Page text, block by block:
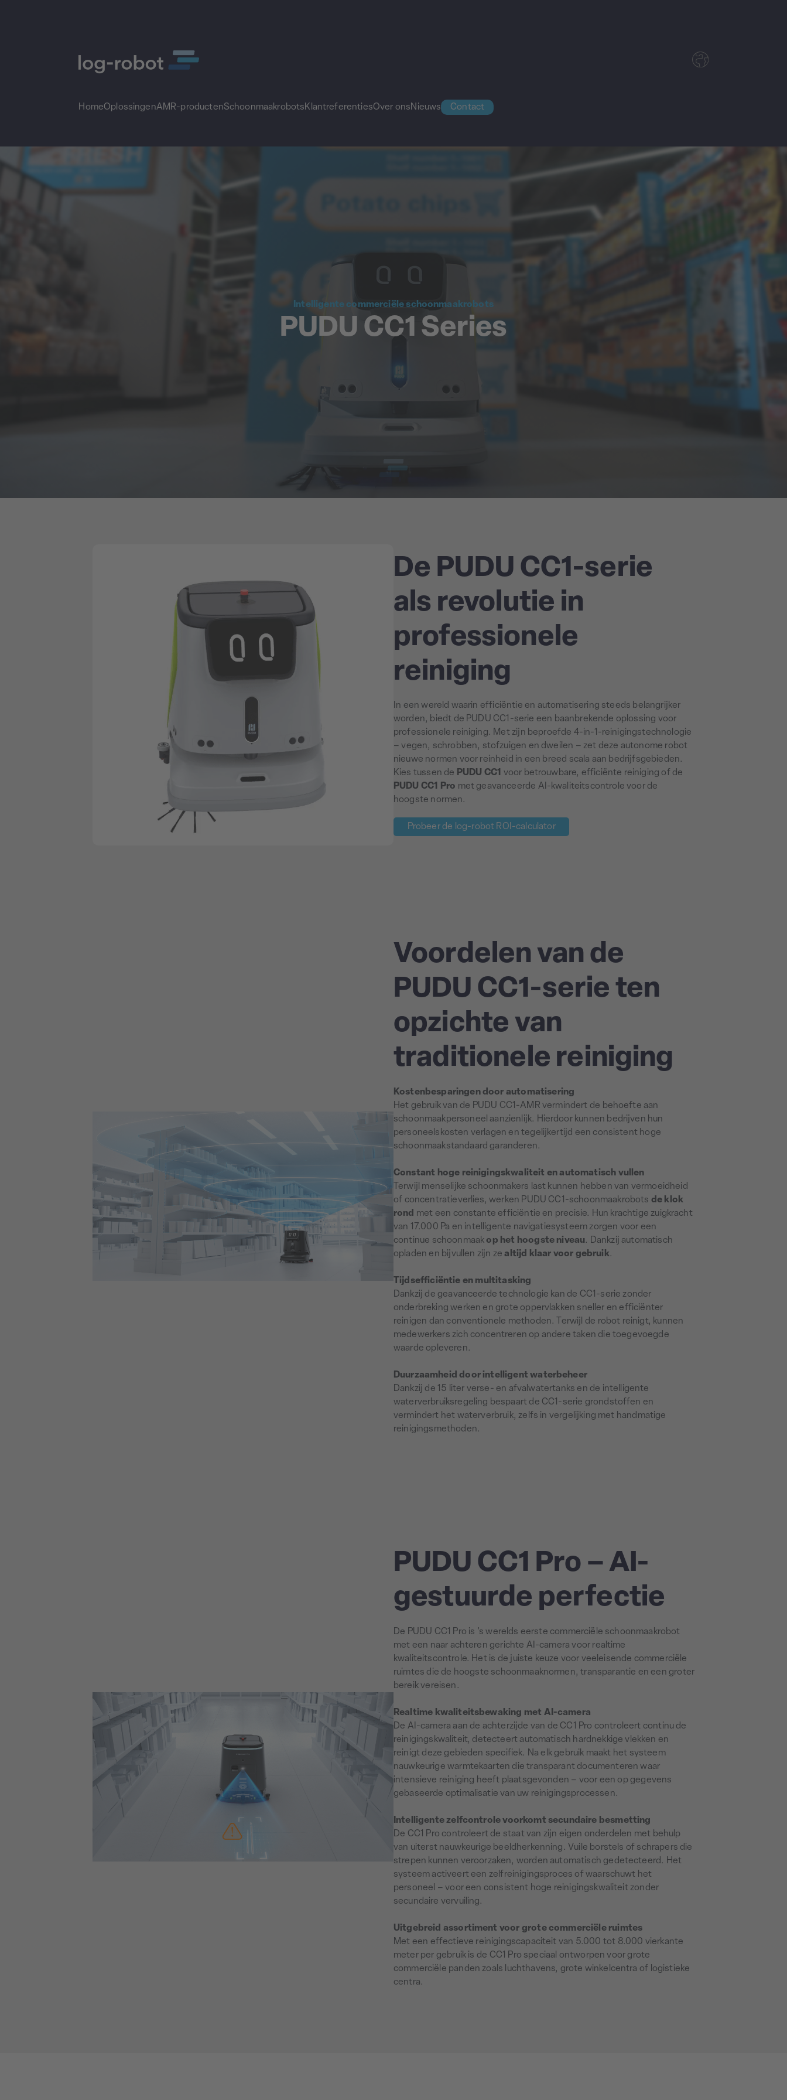
HomeOplossingenAMR-productenSchoonmaakrobotsKlantreferentiesOver ons Nieuws Contact
Intelligente commerciële schoonmaakrobots
PUDU CC1 Series
De PUDU CC1-serie
als revolutie in
professionele
reiniging
In een wereld waarin efficiëntie en automatisering steeds belangrijker
worden, biedt de PUDU CC1-serie een baanbrekende oplossing voor
professionele reiniging. Met zijn beproefde 4-in-1-reinigingstechnologie
– vegen, schrobben, stofzuigen en dweilen – zet deze autonome robot
nieuwe normen voor reinheid in een breed scala aan bedrijfsgebieden.
Kies tussen de PUDU CC1 voor betrouwbare, efficiënte reiniging of de
PUDU CC1 Pro met geavanceerde AI-kwaliteitscontrole voor de
hoogste normen.
Probeer de log-robot ROI-calculator
Voordelen van de
PUDU CC1-serie ten
opzichte van
traditionele reiniging
Kostenbesparingen door automatisering
Het gebruik van de PUDU CC1-AMR vermindert de behoefte aan
schoonmaakpersoneel aanzienlijk. Hierdoor kunnen bedrijven hun
personeelskosten verlagen en tegelijkertijd een consistent hoge
schoonmaakstandaard garanderen.
Constant hoge reinigingskwaliteit en automatisch vullen
Terwijl menselijke schoonmakers last kunnen hebben van vermoeidheid
of concentratieverlies, werken PUDU CC1-schoonmaakrobots de klok
rond met een constante efficiëntie en precisie. Hun krachtige zuigkracht
van 17.000 Pa en intelligente navigatiesysteem zorgen voor een
continue schoonmaakop het hoogste niveau. Dankzij automatisch
opladen en bijvullen zijn zealtijd klaar voor gebruik.
Tijdsefficiëntie en multitasking
Dankzij de geavanceerde technologie kan de CC1-serie zonder
onderbreking werken en grote oppervlakken sneller en efficiënter
reinigen dan conventionele methoden. Terwijl de robot reinigt, kunnen
medewerkers zich concentreren op andere taken die toegevoegde
waarde opleveren.
Duurzaamheid door intelligent waterbeheer
Dankzij de 15 liter verse- en afvalwatertanks en de intelligente
waterverbruiksregeling bespaart de CC1-serie grondstoffen en
vermindert het waterverbruik, zelfs in vergelijking met handmatige
reinigingsmethoden.
PUDU CC1 Pro – AI-
gestuurde perfectie
De PUDU CC1 Pro is 's werelds eerste commerciële schoonmaakrobot
met een naar achteren gerichte AI-camera voor realtime
kwaliteitscontrole. Het is de juiste keuze voor veeleisende commerciële
ruimtes die de hoogste schoonmaaknormen, transparantie en een groter
bereik vereisen.
Realtime kwaliteitsbewaking met AI-camera
De AI-camera aan de achterzijde van de CC1 Pro controleert continu de
reinigingskwaliteit, detecteert automatisch hardnekkige vlekken en
reinigt deze gebieden specifiek. Na elk gebruik maakt het systeem
nauwkeurige warmtekaarten die transparant documenteren waar
intensieve reiniging heeft plaatsgevonden – voor een op gegevens
gebaseerde optimalisatie van uw reinigingsprocessen.
Intelligente zelfcontrole voorkomt secundaire besmetting
De CC1 Pro controleert de staat van zijn eigen onderdelen met behulp
van uiterst nauwkeurige beeldherkenning. Vuile borstels of schrapers die
strepen kunnen veroorzaken, worden automatisch gedetecteerd. Het
systeem activeert een zelfreinigingsproces of waarschuwt het
personeel – voor een consistent hoge reinigingskwaliteit zonder
secundaire vervuiling.
Uitgebreid assortiment voor grote commerciële ruimtes
Met een effectieve reinigingscapaciteit van 5.000 tot 8.000 vierkante
meter per gebruik is de CC1 Pro speciaal ontworpen voor grote
commerciële panden zoals luchthavens, grote winkelcentra of logistieke
centra.